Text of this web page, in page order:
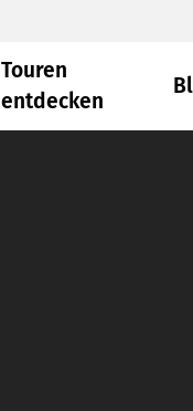
Touren
entdecken